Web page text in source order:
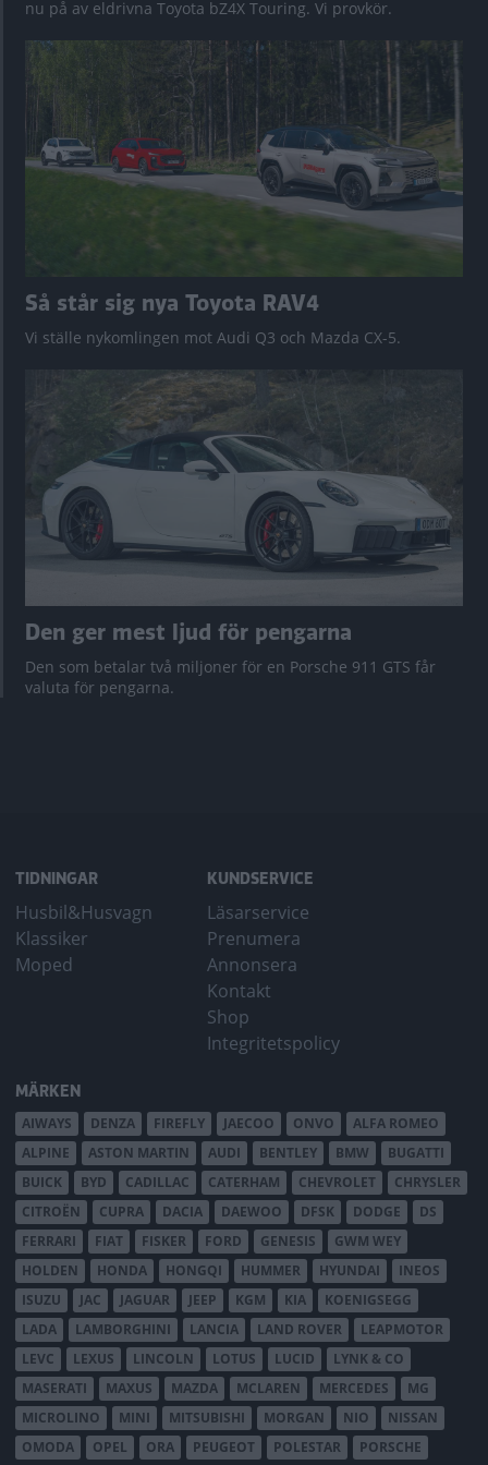
nu på av eldrivna Toyota bZ4X Touring. Vi provkör.
Så står sig nya Toyota RAV4
Vi ställe nykomlingen mot Audi Q3 och Mazda CX-5.
Den ger mest ljud för pengarna
Den som betalar två miljoner för en Porsche 911 GTS får
valuta för pengarna.
TIDNINGAR
Husbil&Husvagn
Klassiker
Moped
KUNDSERVICE
Läsarservice
Prenumera
Annonsera
Kontakt
Shop
Integritetspolicy
MÄRKEN
AIWAYS DENZA FIREFLY JAECOO ONVO
ALFA ROMEO
ALPINE
ASTON MARTIN AUDI BENTLEY BMW
BUGATTI
BUICK
BYD CADILLAC CATERHAM CHEVROLET
CHRYSLER
CITROËN
CUPRA DACIA DAEWOO DFSK DODGE
DS
FERRARI
FIAT FISKER FORD GENESIS
GWM WEY
HOLDEN
HONDA HONGQI HUMMER HYUNDAI
INEOS
ISUZU
JAC JAGUAR JEEP KGM KIA
KOENIGSEGG
LADA
LAMBORGHINI LANCIA LAND ROVER
LEAPMOTOR
LEVC
LEXUS LINCOLN LOTUS LUCID
LYNK & CO
MASERATI
MAXUS MAZDA MCLAREN MERCEDES
MG
MICROLINO
MINI MITSUBISHI MORGAN NIO
NISSAN
OMODA
OPEL ORA PEUGEOT POLESTAR PORSCHE